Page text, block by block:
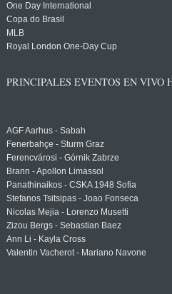
One Day International
Copa do Brasil
MLB
Royal London One-Day Cup
PRINCIPALES EVENTOS EN VIVO
AGF Aarhus - Sabah
Fenerbahçe - Sturm Graz
Ferencvárosi - Górnik Zabrze
Brann - Apollon Limassol
Panathinaikos - CSKA 1948 Sofia
Stefanos Tsitsipas - Joao Fonseca
Nicolas Mejia - Lorenzo Musetti
Zizou Bergs - Sebastian Baez
Ann Li - Kayla Cross
Valentin Vacherot - Mariano Navone